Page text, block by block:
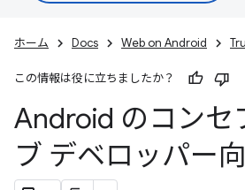
ホーム Docs Web on Android
この情報は役に立ちましたか？
Android のコンセ
ブ デベロッパー向